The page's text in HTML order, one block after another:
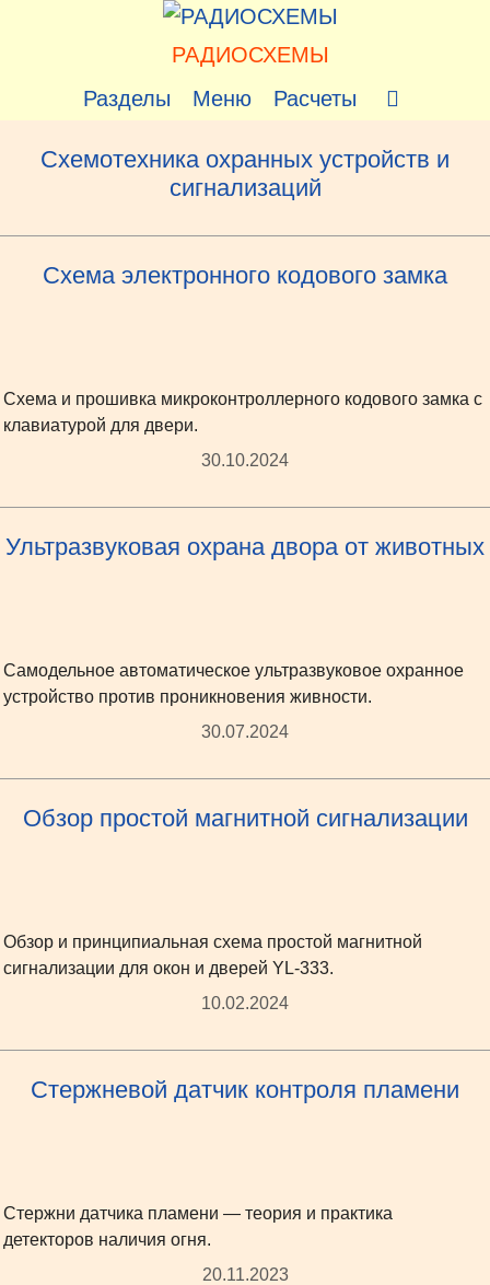
РАДИОСХЕМЫ
Разделы
Меню Расчеты
Схемотехника охранных устройств и
сигнализаций
Схема электронного кодового замка
Схема и прошивка микроконтроллерного кодового замка с
клавиатурой для двери.
30.10.2024
Ультразвуковая охрана двора от животных
Самодельное автоматическое ультразвуковое охранное
устройство против проникновения живности.
30.07.2024
Обзор простой магнитной сигнализации
Обзор и принципиальная схема простой магнитной
сигнализации для окон и дверей YL-333.
10.02.2024
Стержневой датчик контроля пламени
Стержни датчика пламени — теория и практика
детекторов наличия огня.
20.11.2023